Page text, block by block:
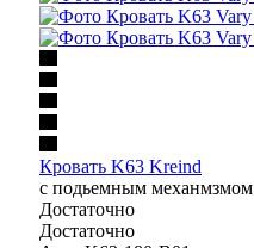
Кровать K63 Kreind
с подьемным механмзмом
Достаточно
Достаточно